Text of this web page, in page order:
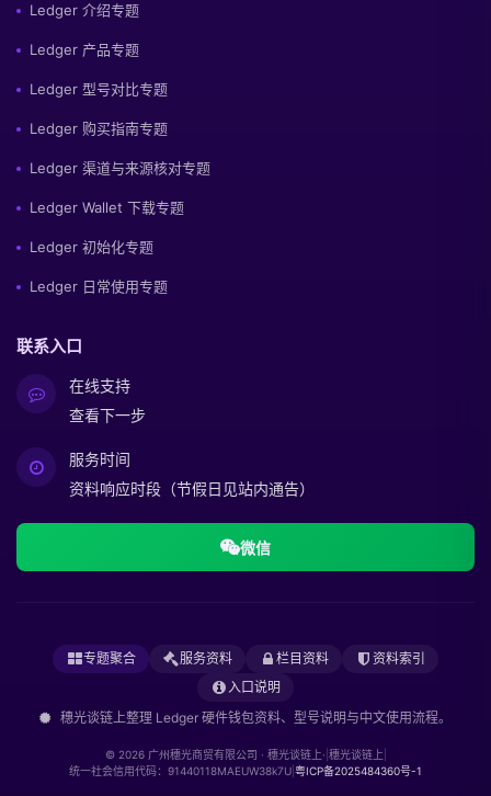
Ledger 介绍专题
Ledger 产品专题
Ledger 型号对比专题
Ledger 购买指南专题
Ledger 渠道与来源核对专题
Ledger Wallet 下载专题
Ledger 初始化专题
Ledger 日常使用专题
联系入口
在线支持
查看下一步
服务时间
资料响应时段（节假日见站内通告）
微信
专题聚合 服务资料 栏目资料
资料索引
入口说明
穗光谈链上整理 Ledger 硬件钱包资料、型号说明与中文使用流程。
© 2026 广州穗光商贸有限公司 · 穗光谈链上· 穗光谈链上
统一社会信用代码：91440118MAEUW38k7U 粤ICP备2025484360号-1